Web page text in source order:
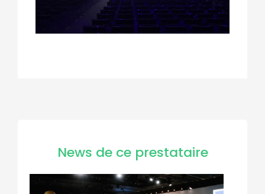
News de ce prestataire